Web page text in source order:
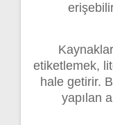
etiketlemek,
hale getirir.
yapılan